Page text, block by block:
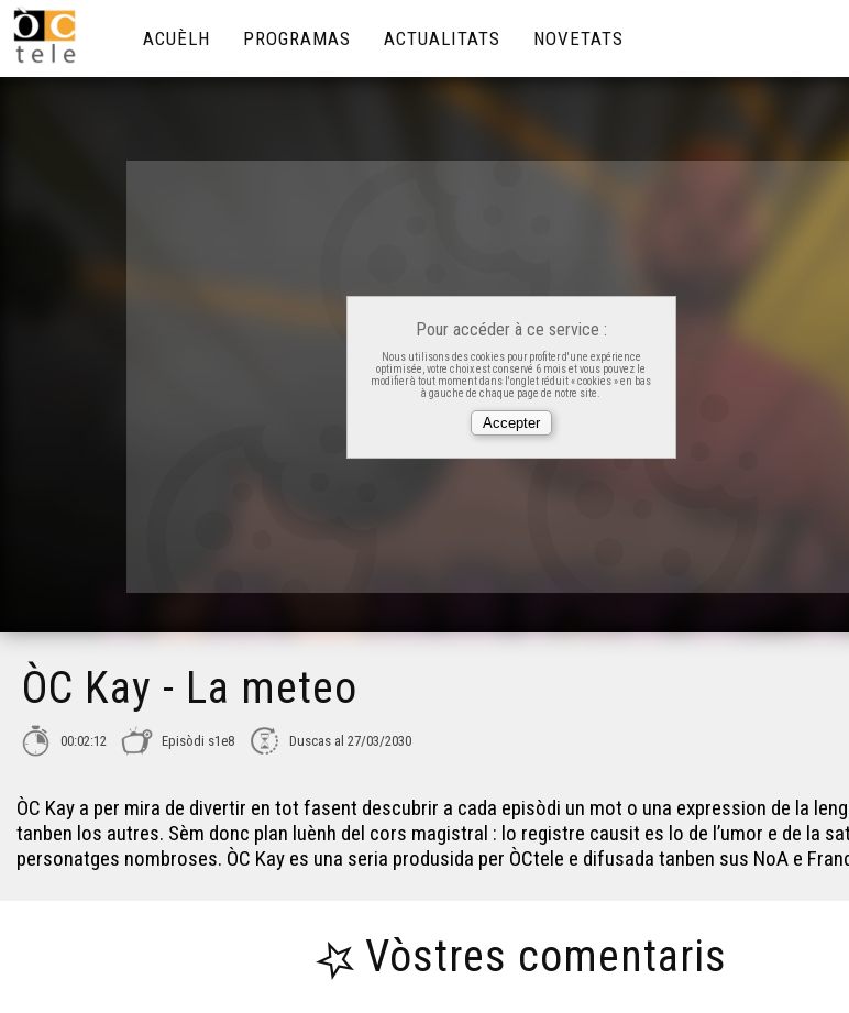
ACUÈLH PROGRAMAS ACTUALITATS NOVETATS
Pour accéder à ce service :
Nous utilisons des cookies pour profiter d'une expérience
optimisée, votre choix est conservé 6 mois et vous pouvez le
modifier à tout moment dans l'onglet réduit « cookies » en bas
à gauche de chaque page de notre site.
ÒC Kay - La meteo
00:02:12 Episòdi s1e8 Duscas al 27/03/2030
ÒC Kay a per mira de divertir en tot fasent descubrir a cada episòdi un mot o una expression de la
tanben los autres. Sèm donc plan luènh del cors magistral : lo registre causit es lo de l’umor e de la
personatges nombroses. ÒC Kay es una seria produsida per ÒCtele e difusada tanben sus NoA e
Vòstres comentaris